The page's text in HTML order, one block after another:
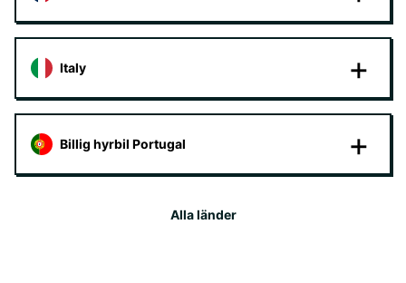
Italy
Billig hyrbil Portugal
Alla länder